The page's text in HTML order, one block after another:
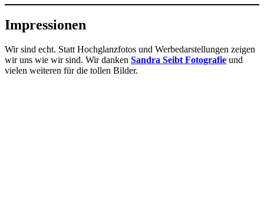
Impressionen
Wir sind echt. Statt Hochglanzfotos und Werbedarstellungen zeigen
wir uns wie wir sind. Wir danken Sandra Seibt Fotografie und
vielen weiteren für die tollen Bilder.